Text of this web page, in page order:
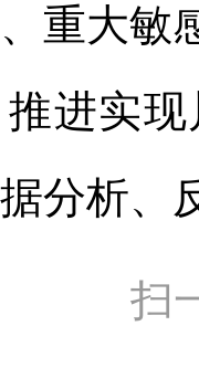
重大敏
进实
分析、
扫